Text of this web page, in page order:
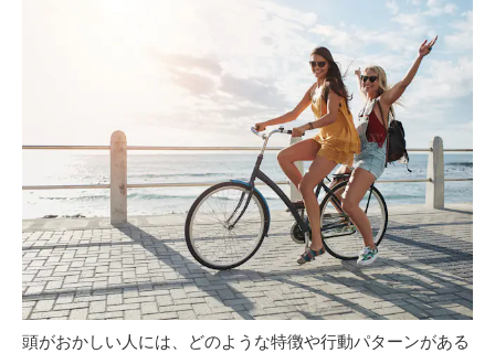
頭がおかしい人には、どのような特徴や行動パターンがある